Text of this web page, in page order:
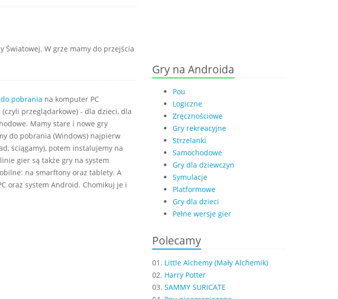
Światowej. W grze mamy do przejścia
pobrania na komputer PC
(czyli przeglądarkowe) - dla dzieci, dla
Mamy stare i nowe gry
do pobrania (Windows) najpierw
ściągamy), potem instalujemy na
gier są także gry na system
na smarftony oraz tablety. A
oraz system Android. Chomikuj je i
Gry na Androida
Pou
Logiczne
Zręcznościowe
Gry rekreacyjne
Strzelanki
Samochodowe
Gry dla dziewczyn
Symulacje
Platformowe
Gry dla dzieci
Pełne wersje gier
Polecamy
01. Little Alchemy (Mały Alchemik)
02. Harry Potter
03. SAMMY SURICATE